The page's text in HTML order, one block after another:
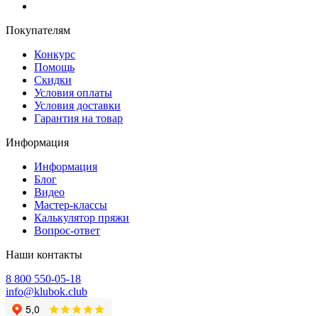
Покупателям
Конкурс
Помощь
Скидки
Условия оплаты
Условия доставки
Гарантия на товар
Информация
Информация
Блог
Видео
Мастер-классы
Калькулятор пряжи
Вопрос-ответ
Наши контакты
8 800 550-05-18
info@klubok.club